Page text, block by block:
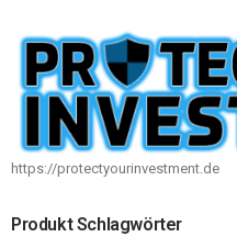
https://protectyourinvestment.de
Produkt Schlagwörter